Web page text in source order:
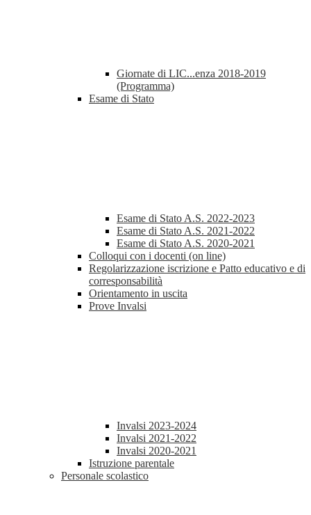
Giornate di LIC...enza 2018-2019
(Programma)
Esame di Stato
Esame di Stato A.S. 2022-2023
Esame di Stato A.S. 2021-2022
Esame di Stato A.S. 2020-2021
Colloqui con i docenti (on line)
Regolarizzazione iscrizione e Patto educativo e di
corresponsabilità
Orientamento in uscita
Prove Invalsi
Invalsi 2023-2024
Invalsi 2021-2022
Invalsi 2020-2021
Istruzione parentale
Personale scolastico